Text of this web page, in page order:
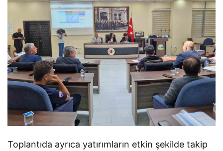
Toplantıda ayrıca yatırımların etkin şekilde takip